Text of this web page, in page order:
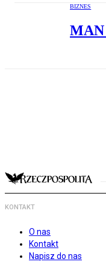
BIZNES
MAN
KONTAKT
O nas
Kontakt
Napisz do nas